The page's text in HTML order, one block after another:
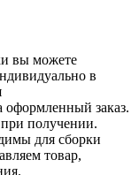
вы можете
в
оформленный заказ.
при получении.
для сборки
товар,